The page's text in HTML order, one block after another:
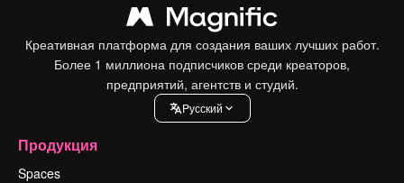
Креативная платформа для создания ваших лучших работ.
Более 1 миллиона подписчиков среди креаторов,
предприятий, агентств и студий.
Pусский
Продукция
Spaces